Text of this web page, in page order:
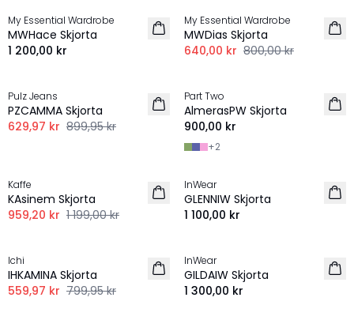
NYHET
My Essential Wardrobe
MWHace Skjorta
1 200,00 kr
LINNE
My Essential Wardrobe
MWDias Skjorta
640,00 kr 800,00 kr
Pulz Jeans
PZCAMMA Skjorta
629,97 kr 899,95 kr
NYHET
Part Two
AlmerasPW Skjorta
900,00 kr
+2
Kaffe
KAsinem Skjorta
959,20 kr 1 199,00 kr
NYHET
InWear
GLENNIW Skjorta
1 100,00 kr
Ichi
IHKAMINA Skjorta
559,97 kr 799,95 kr
NYHET
InWear
GILDAIW Skjorta
1 300,00 kr